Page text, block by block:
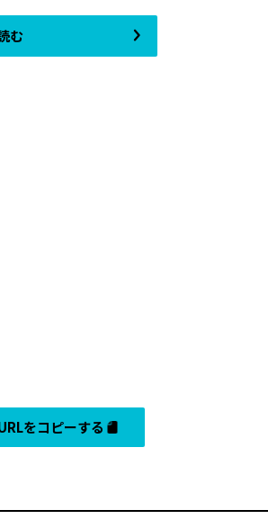
む
をコピーする